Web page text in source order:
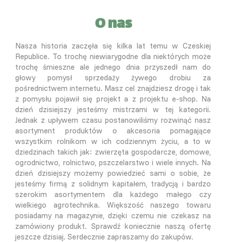
O nas
Nasza historia zaczęła się kilka lat temu w Czeskiej
Republice. To trochę niewiarygodne dla niektórych może
trochę śmieszne ale jednego dnia przyszedł nam do
głowy pomysł sprzedaży żywego drobiu za
pośrednictwem internetu. Masz cel znajdziesz drogę i tak
z pomysłu pojawił się projekt a z projektu e-shop. Na
dzień dzisiejszy jesteśmy mistrzami w tej kategorii.
Jednak z upływem czasu postanowiliśmy rozwinąć nasz
asortyment produktów o akcesoria pomagające
wszystkim rolnikom w ich codziennym życiu, a to w
dziedzinach takich jak: zwierzęta gospodarcze, domowe,
ogrodnictwo, rolnictwo, pszczelarstwo i wiele innych. Na
dzień dzisiejszy możemy powiedzieć sami o sobie, że
jesteśmy firmą z solidnym kapitałem, tradycją i bardzo
szerokim asortymentem dla każdego małego czy
wielkiego agrotechnika. Większość naszego towaru
posiadamy na magazynie, dzięki czemu nie czekasz na
zamówiony produkt. Sprawdź koniecznie naszą ofertę
jeszcze dzisiaj. Serdecznie zapraszamy do zakupów.